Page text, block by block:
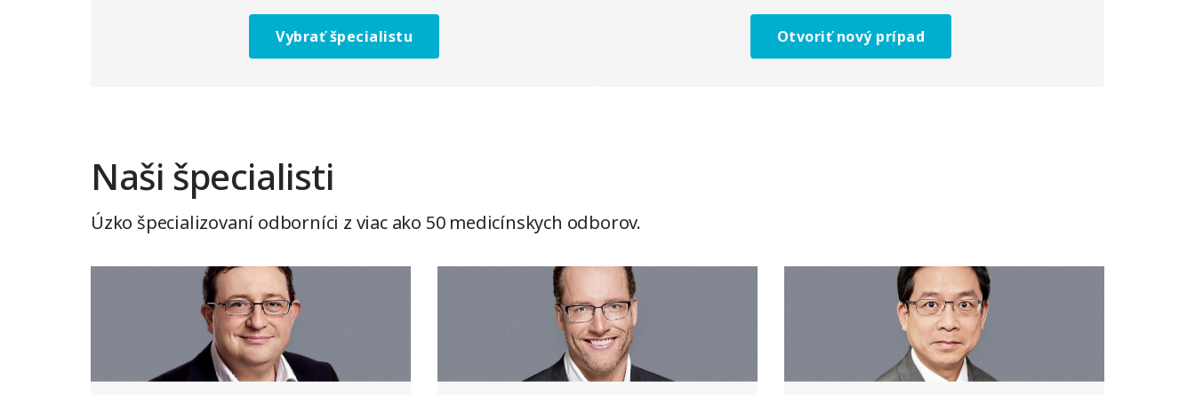
Vybrať špecialistu Otvoriť nový prípad
Naši špecialisti
Úzko špecializovaní odborníci z viac ako 50 medicínskych odborov.